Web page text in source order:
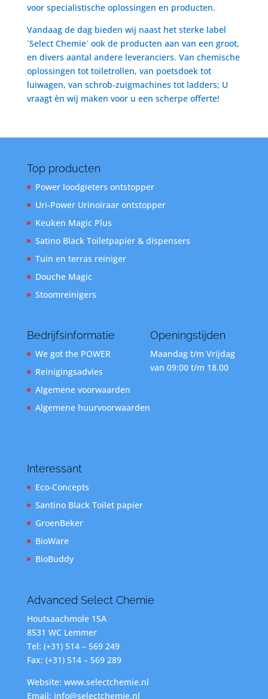
voor specialistische oplossingen en producten.
Vandaag de dag bieden wij naast het sterke label
´Select Chemie´ ook de producten aan van een groot,
en divers aantal andere leveranciers. Van chemische
oplossingen tot toiletrollen, van poetsdoek tot
luiwagen, van schrob-zuigmachines tot ladders; U
vraagt èn wij maken voor u een scherpe offerte!
Top producten
Power loodgieters ontstopper
Uri-Power Urinoiraar ontstopper
Keuken Magic Plus
Satino Black Toiletpapier & dispensers
Tuin en terras reiniger
Douche Magic
Stoomreinigers
Bedrijfsinformatie
We got the POWER
Reinigingsadvies
Algemene voorwaarden
Algemene huurvoorwaarden
Openingstijden
Maandag t/m Vrijdag
van 09:00 t/m 18.00
Interessant
Eco-Concepts
Santino Black Toilet papier
GroenBeker
BioWare
BioBuddy
Advanced Select Chemie
Houtsaachmole 15A
8531 WC Lemmer
Tel: (+31) 514 – 569 249
Fax: (+31) 514 – 569 289
Website: www.selectchemie.nl
Email: info@selectchemie.nl